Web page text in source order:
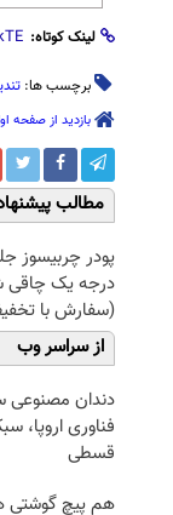
لینک کوتاه:
برچسب ها:
بازدید از صفحه
مطالب
پودر چربیسوز
درجه یک
(سفارش با
از سراسر وب
دندان مصنوعی
فناوری اروپا،
قسطی